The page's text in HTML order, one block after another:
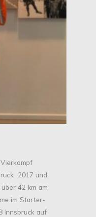
2017 und
42 km am
im Starter-
Innsbruck auf